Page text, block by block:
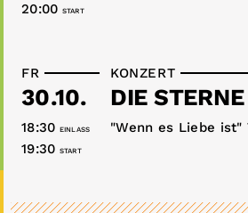
START
20:00
FR
30.10.
EINLASS
18:30
START
19:30
KONZERT
DIE STERNE
"Wenn es Liebe ist"